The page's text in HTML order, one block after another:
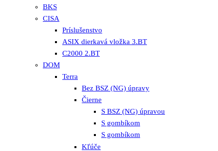
BKS
CISA
Príslušenstvo
ASIX dierkavá vložka 3.BT
C2000 2.BT
DOM
Terra
Bez BSZ (NG) úpravy
Čierne
S BSZ (NG) úpravou
S gombíkom
S gombíkom
Kľúče